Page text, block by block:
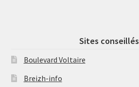
Sites conseillés
Boulevard Voltaire
Breizh-info